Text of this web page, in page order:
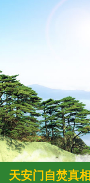
天安门自焚真相